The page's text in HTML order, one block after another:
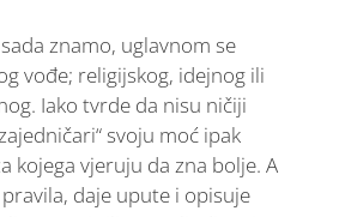
znamo, uglavnom se
vođe; religijskog, idejnog ili
Iako tvrde da nisu ničiji
svoju moć ipak
kojega vjeruju da zna bolje. A
daje upute i opisuje